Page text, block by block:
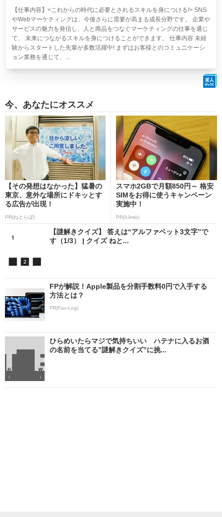
【仕事内容】<これからの時代に必要とされるスキルを身につける!> SNS
やWebマーケティングは、今後さらに需要が高まる成長分野です。 企業や
サービスの魅力を発信し、人と商品をつなぐマーケティングの仕事を通じ
て、 未来につながるスキルを身につけることができます。 仕事内容 未経
験からスタートした先輩が多数活躍中! まずはお客様とのコミュニケーシ
ョン業務を通じて、...
今、あなたにオススメ
【その発想はなかった】猛暑の
東京、意外な場所にドキッとす
る広告が出現！
PR(ねとらぼ)
スマホ2GBで月額850円～ 格安
SIMをお得に使うキャンペーン
実施中！
PR(IIJmio)
【謎解きクイズ】 答えは“アルファベット3文字”で
す（1/3） | クイズ ねと...
FPが解説！Apple製品を分割手数料0円で入手する
方法とは？
PR(Fav-Log)
ひらめいたらマジで気持ちいい ハテナに入るお酒
の名前を当てる”謎解きクイズ”に挑...